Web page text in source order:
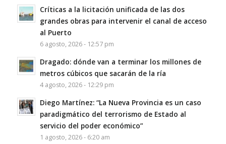
Críticas a la licitación unificada de las dos
grandes obras para intervenir el canal de acceso
al Puerto
6 agosto, 2026 - 12:57 pm
Dragado: dónde van a terminar los millones de
metros cúbicos que sacarán de la ría
4 agosto, 2026 - 12:29 pm
Diego Martínez: “La Nueva Provincia es un caso
paradigmático del terrorismo de Estado al
servicio del poder económico”
1 agosto, 2026 - 6:20 am